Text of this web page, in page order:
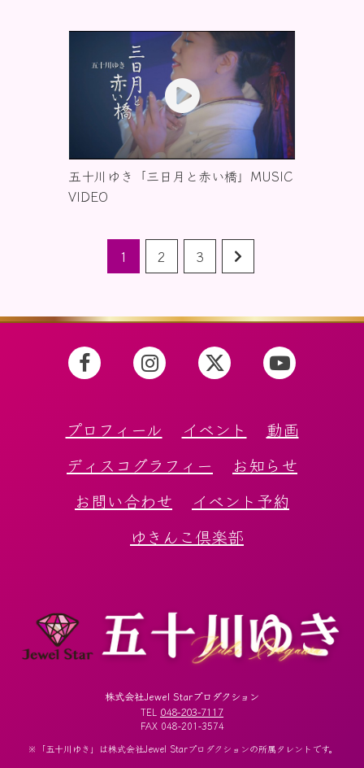
五十川ゆき「三日月と赤い橋」MUSIC
VIDEO
1 2 3
プロフィール イベント
動画
ディスコグラフィー
お知らせ
お問い合わせ
イベント予約
ゆきんこ倶楽部
株式会社Jewel Starプロダクション
TEL 048-203-7117
FAX 048-201-3574
※「五十川ゆき」は株式会社Jewel Starプロダクションの所属タレントです。